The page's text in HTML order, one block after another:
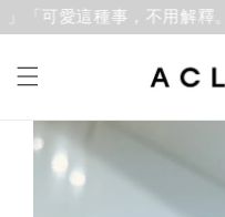
可愛這種事，不用解釋。」